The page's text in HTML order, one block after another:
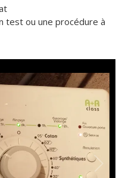
test ou une procédure à